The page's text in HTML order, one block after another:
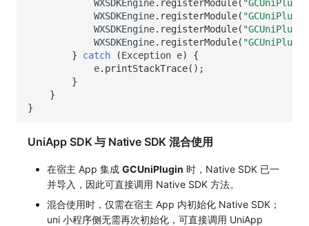
WXSDKEngine. registerModule(
WXSDKEngine. registerModule(
WXSDKEngine. registerModule(
WXSDKEngine. registerModule(
}
catch (Exception e)
{
e. printStackTrace();
}
}
}
UniApp SDK 与 Native SDK 混合使用
在宿主 App 集成 GCUniPlugin 时，Native SDK 已一
并导入，因此可直接调用 Native SDK 方法。
混合使用时，仅需在宿主 App 内初始化 Native SDK；
uni 小程序侧无需再次初始化，可直接调用 UniApp